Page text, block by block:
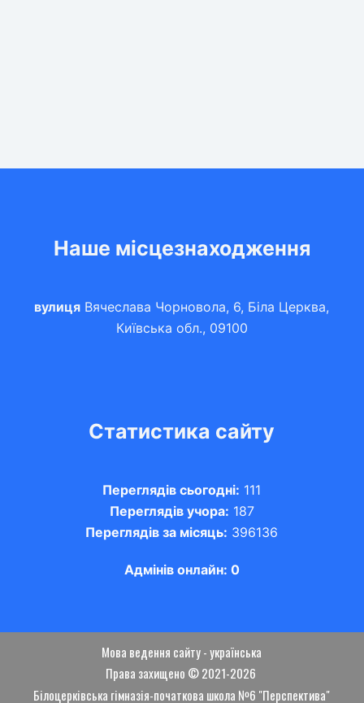
Наше місцезнаходження
вулиця Вячеслава Чорновола, 6, Біла Церква,
Київська обл., 09100
Статистика сайту
Переглядів сьогодні: 111
Переглядів учора: 187
Переглядів за місяць: 396136
Адмінів онлайн: 0
Мова ведення сайту - українська
Права захищено © 2021-2026
Білоцерківська гімназія-початкова школа №6 "Перспектива"